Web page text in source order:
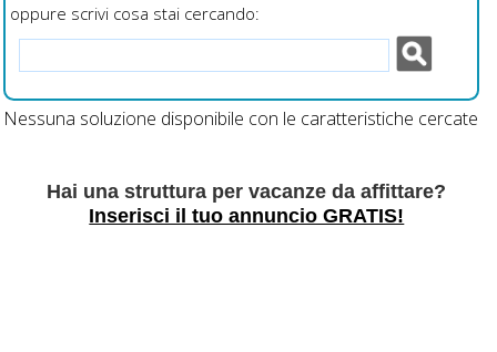
oppure scrivi cosa stai cercando:
Nessuna soluzione disponibile con le caratteristiche cercate
Hai una struttura per vacanze da affittare?
Inserisci il tuo annuncio GRATIS!